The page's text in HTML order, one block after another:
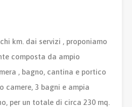
km. dai servizi , proponiamo
composta da ampio
, bagno, cantina e portico
camere, 3 bagni e ampia
per un totale di circa 230 mq.